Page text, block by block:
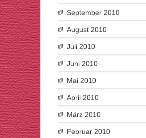
September 2010
August 2010
Juli 2010
Juni 2010
Mai 2010
April 2010
März 2010
Februar 2010